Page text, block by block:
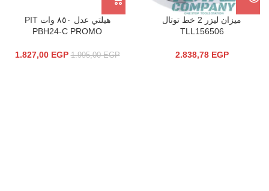
ميزان ليزر 2 خط توتال
TLL156506
2.838,78 EGP
هيلتي عدل ٨٥٠ وات PIT
PBH24-C PROMO
1.995,00EGP
1.827,00 EGP